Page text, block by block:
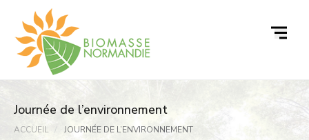
contenu
Journée de l’environnement
ACCUEIL JOURNÉE DE L’ENVIRONNEMENT